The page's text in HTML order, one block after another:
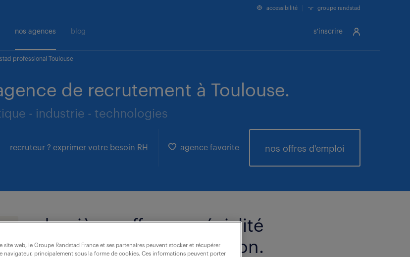
s'inscrire
accessibilité groupe randstad
nos agences blog
professional Toulouse
de recrutement à Toulouse.
- industrie - technologies
nos offres d'emploi
agence favorite
recruteur ? exprimer votre besoin RH
dernières offres - spécialité
immobilier-&-construction.
site web, le Groupe Randstad France et ses partenaires peuvent stocker et récupérer
navigateur, principalement sous la forme de cookies. Ces informations peuvent porter